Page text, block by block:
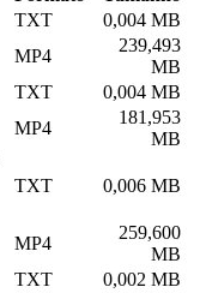
TXT
0,004 MB
MP4
239,493
MB
TXT
0,004 MB
MP4
181,953
MB
TXT 0,006 MB
MP4
259,600
MB
TXT
0,002 MB